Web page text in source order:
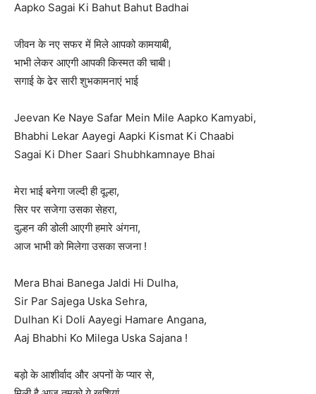
Aapko Sagai Ki Bahut Bahut Badhai
जीवन के नए सफर में मिले आपको कामयाबी,
भाभी लेकर आएगी आपकी किस्मत की चाबी।
सगाई के ढेर सारी शुभकामनाएं भाई
Jeevan Ke Naye Safar Mein Mile Aapko Kamyabi,
Bhabhi Lekar Aayegi Aapki Kismat Ki Chaabi
Sagai Ki Dher Saari Shubhkamnaye Bhai
मेरा भाई बनेगा जल्दी ही दूल्हा,
सिर पर सजेगा उसका सेहरा,
दुल्हन की डोली आएगी हमारे अंगना,
आज भाभी को मिलेगा उसका सजना !
Mera Bhai Banega Jaldi Hi Dulha,
Sir Par Sajega Uska Sehra,
Dulhan Ki Doli Aayegi Hamare Angana,
Aaj Bhabhi Ko Milega Uska Sajana !
बड़ो के आशीर्वाद और अपनों के प्यार से,